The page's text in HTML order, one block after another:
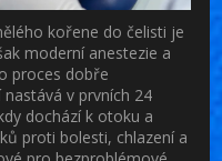
kořene do čelisti je
moderní anestezie a
proces dobře
v prvních 24
dochází k otoku a
proti bolesti, chlazení a